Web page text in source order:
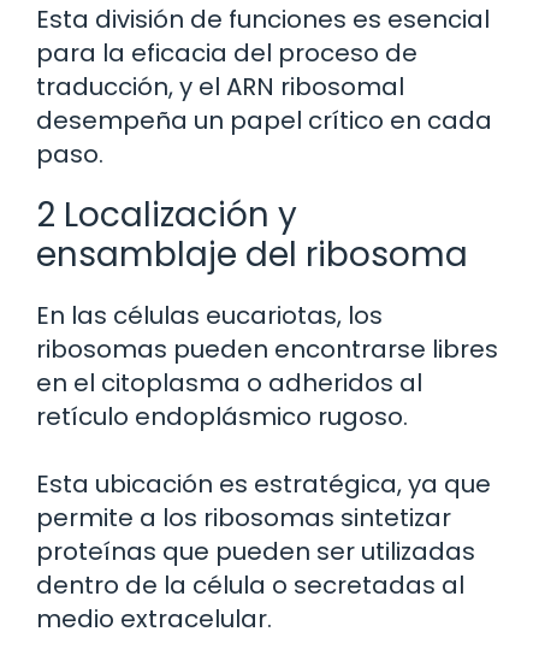
Esta división de funciones es esencial
para la eficacia del proceso de
traducción, y el ARN ribosomal
desempeña un papel crítico en cada
paso.
2 Localización y
ensamblaje del ribosoma
En las células eucariotas, los
ribosomas pueden encontrarse libres
en el citoplasma o adheridos al
retículo endoplásmico rugoso.
Esta ubicación es estratégica, ya que
permite a los ribosomas sintetizar
proteínas que pueden ser utilizadas
dentro de la célula o secretadas al
medio extracelular.